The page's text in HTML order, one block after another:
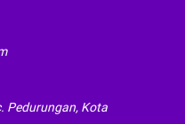
Pedurungan, Kota